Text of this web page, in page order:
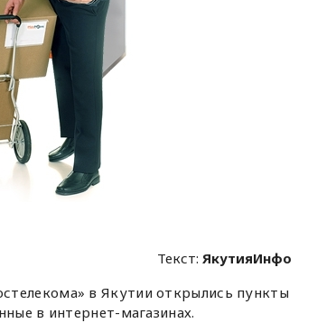
Текст:ЯкутияИнфо
в Якутии открылись пункты
в интернет-магазинах.